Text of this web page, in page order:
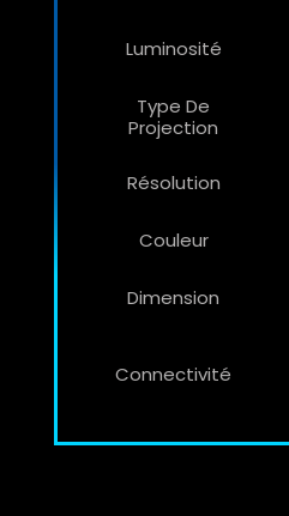
Luminosité
Type De
Projection
Résolution
Couleur
Dimension
Connectivité